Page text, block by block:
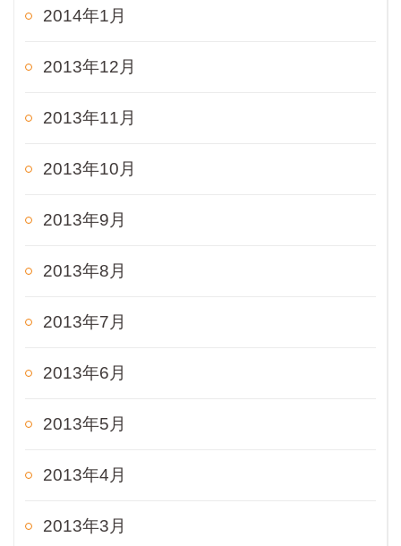
2014年1月
2013年12月
2013年11月
2013年10月
2013年9月
2013年8月
2013年7月
2013年6月
2013年5月
2013年4月
2013年3月